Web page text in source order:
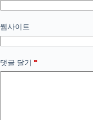
웹사이트
댓글 달기 *